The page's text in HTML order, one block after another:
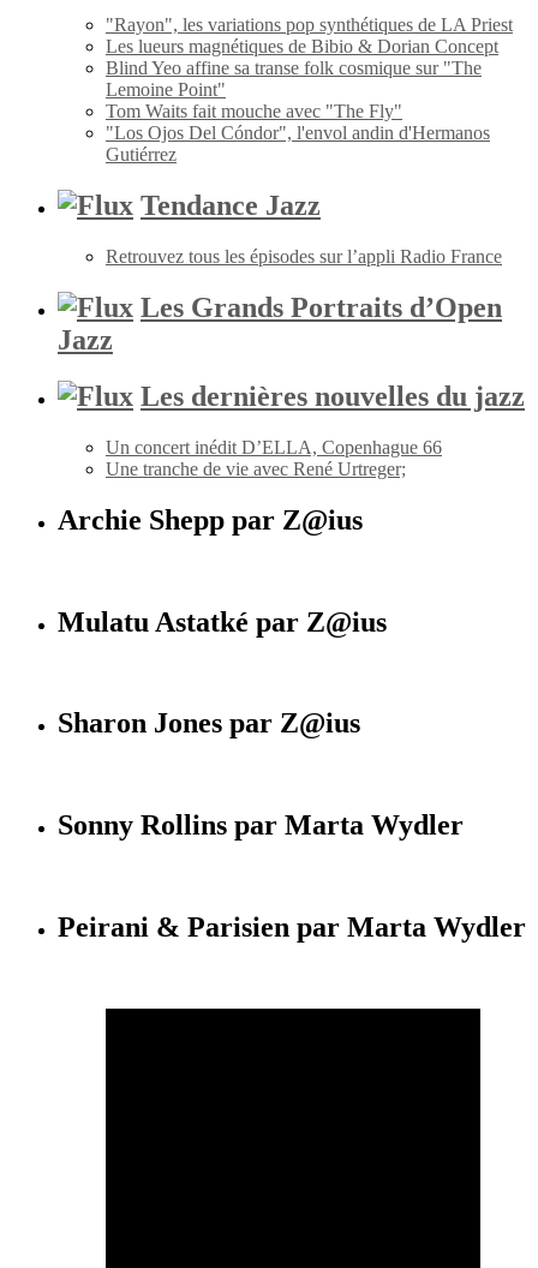
"Rayon", les variations pop synthétiques de LA Priest
Les lueurs magnétiques de Bibio & Dorian Concept
Blind Yeo affine sa transe folk cosmique sur "The
Lemoine Point"
Tom Waits fait mouche avec "The Fly"
"Los Ojos Del Cóndor", l'envol andin d'Hermanos
Gutiérrez
Tendance Jazz
Retrouvez tous les épisodes sur l’appli Radio France
Les Grands Portraits d’Open
Jazz
Les dernières nouvelles du jazz
Un concert inédit D’ELLA, Copenhague 66
Une tranche de vie avec René Urtreger;
Archie Shepp par Z@ius
Mulatu Astatké par Z@ius
Sharon Jones par Z@ius
Sonny Rollins par Marta Wydler
Peirani & Parisien par Marta Wydler